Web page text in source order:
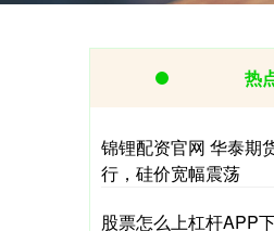
热
锦锂配资官网 华泰期
行，硅价宽幅震荡
股票怎么上杠杆APP